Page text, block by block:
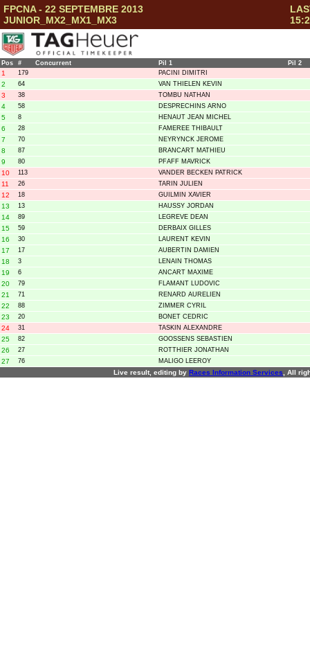
FPCNA - 22 SEPTEMBRE 2013
JUNIOR_MX2_MX1_MX3
Pos # Concurrent Pil 1 Pil 2
1 179 PACINI DIMITRI
2 64 VAN THIELEN KEVIN
3 38 TOMBU NATHAN
4 58 DESPRECHINS ARNO
5 8 HENAUT JEAN MICHEL
6 28 FAMEREE THIBAULT
7 70 NEYRYNCK JEROME
8 87 BRANCART MATHIEU
9 80 PFAFF MAVRICK
10 113 VANDER BECKEN PATRICK
11 26 TARIN JULIEN
12 18 GUILMIN XAVIER
13 13 HAUSSY JORDAN
14 89 LEGREVE DEAN
15 59 DERBAIX GILLES
16 30 LAURENT KEVIN
17 17 AUBERTIN DAMIEN
18 3 LENAIN THOMAS
19 6 ANCART MAXIME
20 79 FLAMANT LUDOVIC
21 71 RENARD AURELIEN
22 88 ZIMMER CYRIL
23 20 BONET CEDRIC
24 31 TASKIN ALEXANDRE
25 82 GOOSSENS SEBASTIEN
26 27 ROTTHIER JONATHAN
27 76 MALIGO LEEROY
Live result, editing by Races Information Services , All